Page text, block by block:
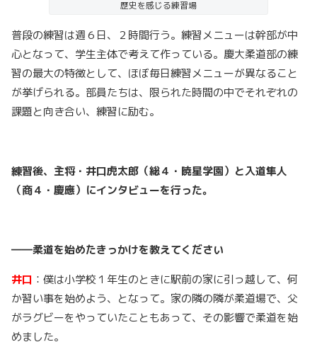
歴史を感じる練習場
普段の練習は週６日、２時間行う。練習メニューは幹部が中
心となって、学生主体で考えて作っている。慶大柔道部の練
習の最大の特徴として、ほぼ毎日練習メニューが異なること
が挙げられる。部員たちは、限られた時間の中でそれぞれの
課題と向き合い、練習に励む。
練習後、主将・井口虎太郎（総４・暁星学園）と入道隼人
（商４・慶應）にインタビューを行った。
――柔道を始めたきっかけを教えてください
井口 ：僕は小学校１年生のときに駅前の家に引っ越して、何
か習い事を始めよう、となって。家の隣の隣が柔道場で、父
がラグビーをやっていたこともあって、その影響で柔道を始
めました。